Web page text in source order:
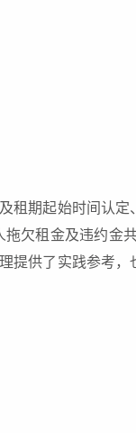
租期起始时间认定
欠租金及违约金
提供了实践参考，